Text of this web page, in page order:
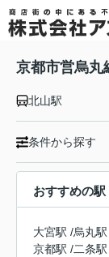
京都市営烏丸
北山駅
条件から探す
おすすめの駅
大宮駅 /烏丸駅
京都駅 /二条駅